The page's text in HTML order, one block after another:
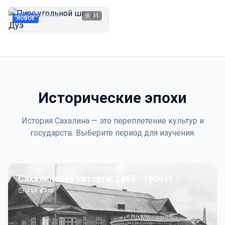
НОВОЕ 1923
Автор неизвестен 35
Исторические эпохи
История Сахалина — это переплетение культур и
государств. Выберите период для изучения.
Сахалинская каторга: 1869 - 1906 гг
156фото